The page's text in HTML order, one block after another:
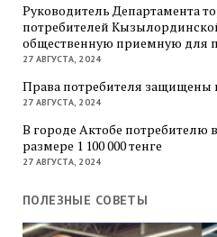
Руководитель Департамента
потребителей
общественную приемную для
27 АВГУСТА, 2024
Права потребителя защищены
27 АВГУСТА, 2024
В городе Актобе потребителю
размере 1 100 000 тенге
27 АВГУСТА, 2024
ПОЛЕЗНЫЕ СОВЕТЫ